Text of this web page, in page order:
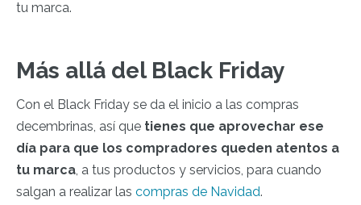
tu marca.
Más allá del Black Friday
Con el Black Friday se da el inicio a las compras
decembrinas, así que tienes que aprovechar ese
día para que los compradores queden atentos a
tu marca, a tus productos y servicios, para cuando
salgan a realizar las compras de Navidad.